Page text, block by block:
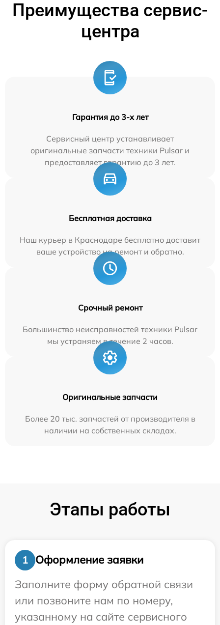
Преимущества сервис-
центра
Гарантия до 3-х лет
Сервисный центр устанавливает
оригинальные запчасти техники Pulsar и
предоставляет гарантию до 3 лет.
Бесплатная доставка
Наш курьер в Краснодаре бесплатно доставит
ваше устройство на ремонт и обратно.
Срочный ремонт
Большинство неисправностей техники Pulsar
мы устраняем в течение 2 часов.
Оригинальные запчасти
Более 20 тыс. запчастей от производителя в
наличии на собственных складах.
Этапы работы
1
Оформление заявки
Заполните форму обратной связи
или позвоните нам по номеру,
указанному на сайте сервисного